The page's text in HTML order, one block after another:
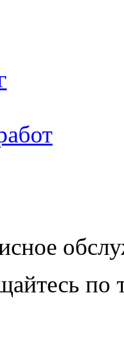
по